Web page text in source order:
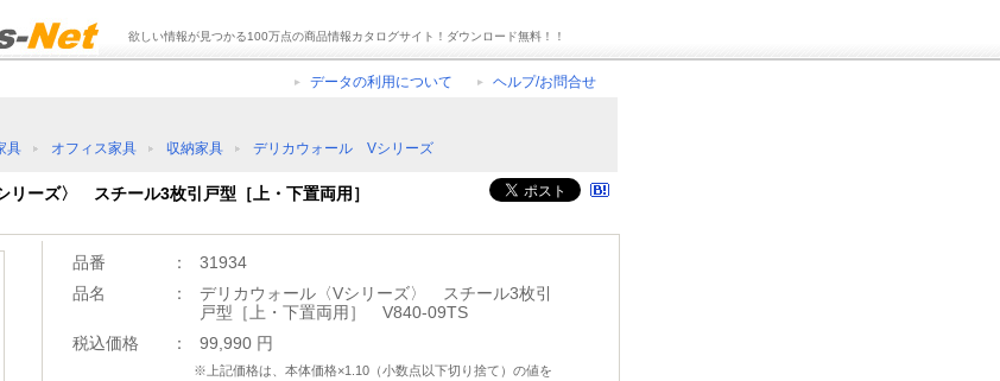
欲しい情報が見つかる100万点の商品情報カタログサイト！ダウンロード無料！！
データの利用について ヘルプ/お問合せ
具 オフィス家具 収納家具 デリカウォール Vシリーズ
リーズ〉 スチール3枚引戸型［上・下置両用］
品番 ：
31934
品名
：
デリカウォール〈Vシリーズ〉 スチール3枚引
戸型［上・下置両用］ V840-09TS
税込価格
： 99,990 円
※上記価格は、本体価格×1.10（小数点以下切り捨て）の値を